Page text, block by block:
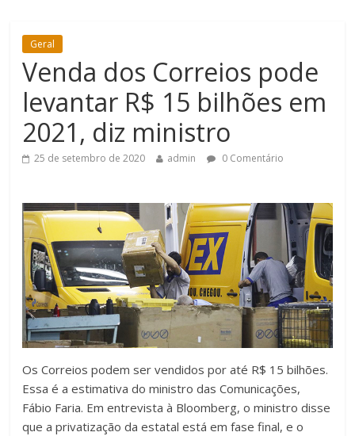
Geral
Venda dos Correios pode
levantar R$ 15 bilhões em
2021, diz ministro
25 de setembro de 2020 admin 0 Comentário
Os Correios podem ser vendidos por até R$ 15 bilhões.
Essa é a estimativa do ministro das Comunicações,
Fábio Faria. Em entrevista à Bloomberg, o ministro disse
que a privatização da estatal está em fase final, e o